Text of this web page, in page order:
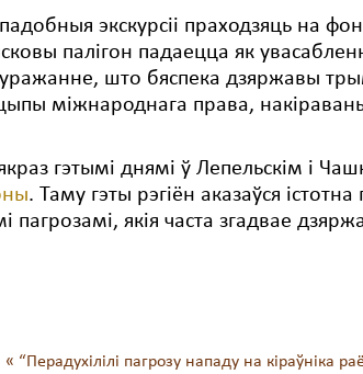
экскурсіі праходзяць на
палігон падаецца як
што бяспека дзяржавы
міжнароднага права,
гэтымі днямі ў Лепельскім і
. Таму гэты рэгіён аказаўся
пагрозамі, якія часта згадвае
« “Перадухілілі пагрозу нападу на кіраўніка